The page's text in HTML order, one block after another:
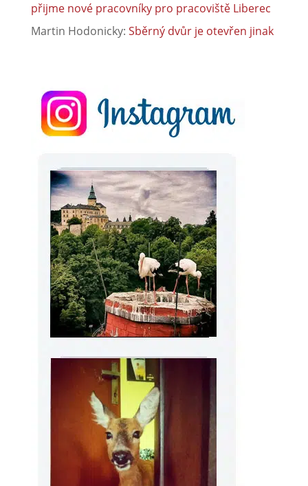
přijme nové pracovníky pro pracoviště Liberec
Martin Hodonicky: Sběrný dvůr je otevřen jinak